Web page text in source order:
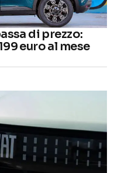
di prezzo:
euro al mese